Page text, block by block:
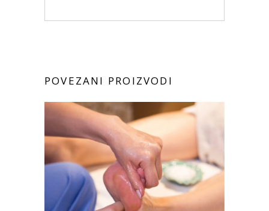
POVEZANI PROIZVODI